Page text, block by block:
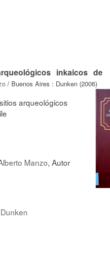
inkaicos de
/ Buenos Aires : Dunken (2006)
arqueológicos
Manzo, Autor